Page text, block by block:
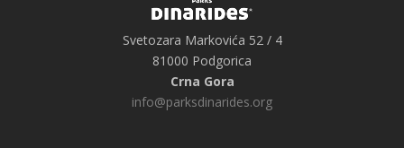
Svetozara Markovića 52 / 4
81000 Podgorica
Crna Gora
info@parksdinarides.org